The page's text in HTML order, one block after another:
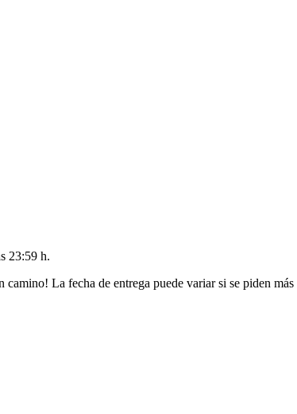
23:59 h.
La fecha de entrega puede variar si se piden